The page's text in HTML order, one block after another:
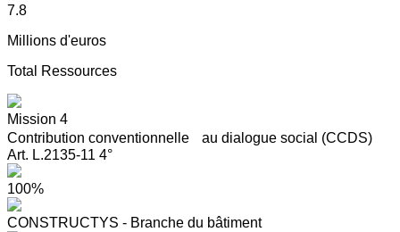
7.8
Millions d'euros
Total Ressources
Mission 4
Contribution conventionnelle au dialogue social (CCDS)
Art. L.2135-11 4°
100%
CONSTRUCTYS - Branche du bâtiment